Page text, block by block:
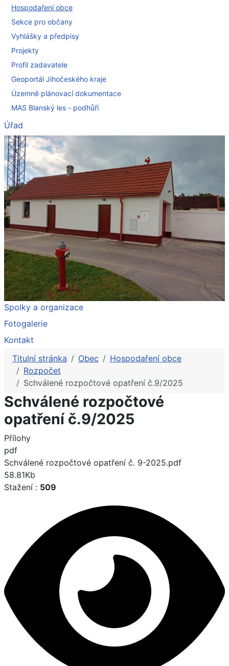
Hospodaření obce
Sekce pro občany
Vyhlášky a předpisy
Projekty
Profil zadavatele
Geoportál Jihočeského kraje
Územně plánovací dokumentace
MAS Blanský les - podhůří
Úřad
Spolky a organizace
Fotogalerie
Kontakt
Titulní stránka
Obec
Hospodaření obce
Rozpočet
Schválené rozpočtové opatření č.9/2025
Schválené rozpočtové
opatření č.9/2025
Přílohy
pdf
Schválené rozpočtové opatření č. 9-2025.pdf
58.81Kb
Stažení : 509